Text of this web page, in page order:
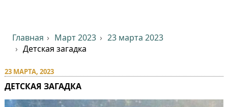
Главная Март 2023
23 марта 2023
Детская загадка
23 МАРТА, 2023
ДЕТСКАЯ ЗАГАДКА